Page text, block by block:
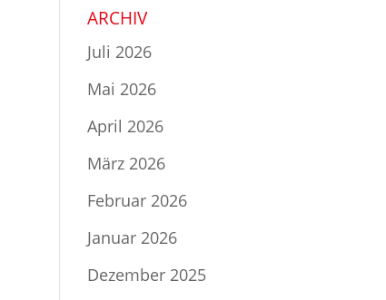
ARCHIV
Juli 2026
Mai 2026
April 2026
März 2026
Februar 2026
Januar 2026
Dezember 2025